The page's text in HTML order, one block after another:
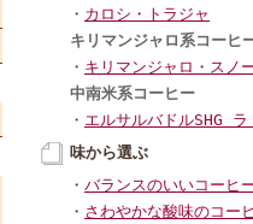
・ カロシ・トラジャ
キリマンジャロ系コーヒ
・ キリマンジャロ・スノ
中南米系コーヒー
・ エルサルバドルSHG ラ
味から選ぶ
・ バランスのいいコーヒ
・ さわやかな酸味のコー